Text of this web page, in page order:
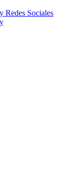
Redes Sociales